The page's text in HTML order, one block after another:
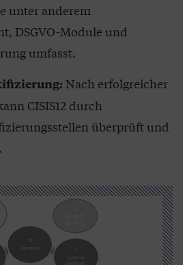
unter anderem
DSGVO-Module und
umfasst.
Nach erfolgreicher
CISIS12 durch
überprüft und